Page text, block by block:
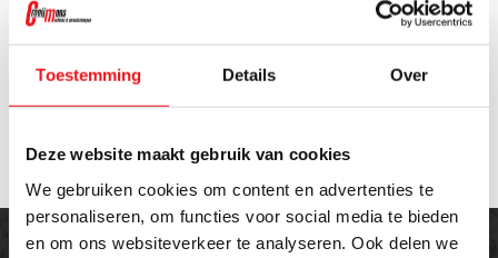
Toestemming Details Over
Deze website maakt gebruik van cookies
We gebruiken cookies om content en advertenties te
personaliseren, om functies voor social media te bieden
en om ons websiteverkeer te analyseren. Ook delen we
Verticale vrije ruimte:
775 mm
Diepte uitsteek:
350 mm
Totale breedte:
650 mm
Totale hoogte:
2100 mm